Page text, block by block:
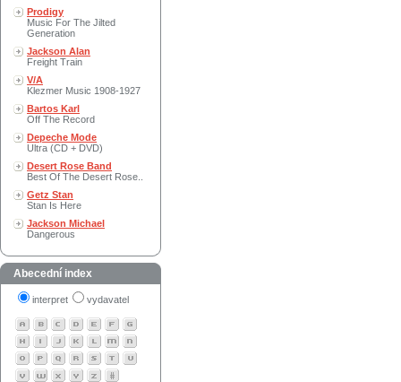
Prodigy
Music For The Jilted
Generation
Jackson Alan
Freight Train
V/A
Klezmer Music 1908-1927
Bartos Karl
Off The Record
Depeche Mode
Ultra (CD + DVD)
Desert Rose Band
Best Of The Desert Rose..
Getz Stan
Stan Is Here
Jackson Michael
Dangerous
Abecední index
interpret vydavatel